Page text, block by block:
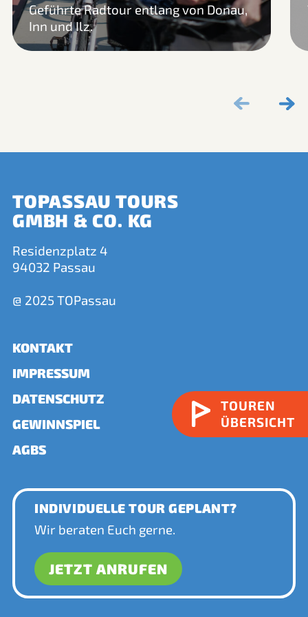
TOUREN
ÜBERSICHT
Geführte Radtour entlang von Donau,
Inn und Ilz.
TOPASSAU TOURS
GMBH & CO. KG
Residenzplatz 4
94032 Passau
@ 2025 TOPassau
KONTAKT
IMPRESSUM
DATENSCHUTZ
GEWINNSPIEL
AGBS
INDIVIDUELLE TOUR GEPLANT?
Wir beraten Euch gerne.
JETZT ANRUFEN